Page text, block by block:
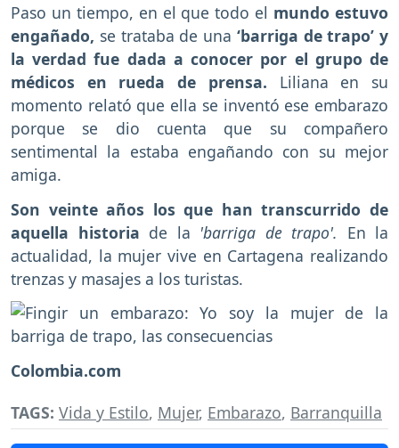
Paso un tiempo, en el que todo el mundo estuvo
engañado, se trataba de una ‘barriga de trapo’ y
la verdad fue dada a conocer por el grupo de
médicos en rueda de prensa. Liliana en su
momento relató que ella se inventó ese embarazo
porque se dio cuenta que su compañero
sentimental la estaba engañando con su mejor
amiga.
Son veinte años los que han transcurrido de
aquella historia de la 'barriga de trapo'. En la
actualidad, la mujer vive en Cartagena realizando
trenzas y masajes a los turistas.
Colombia.com
TAGS: Vida y Estilo, Mujer, Embarazo, Barranquilla